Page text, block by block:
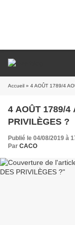
Accueil » 4 AOÛT 1789/4
4 AOÛT 1789/4
PRIVILÈGES ?
Publié le 04/08/2019 à
Par CACO